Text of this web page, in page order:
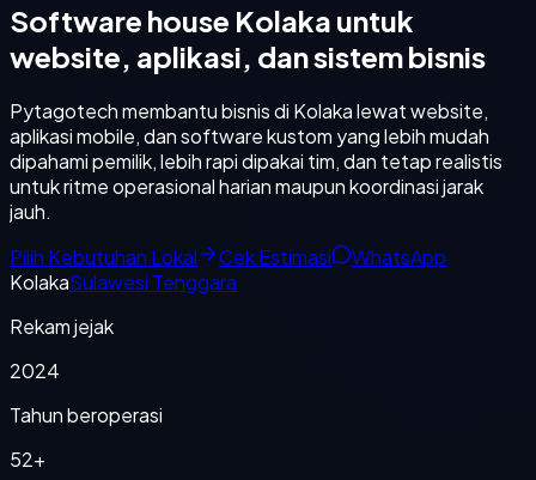
Software house Kolaka untuk
website, aplikasi, dan sistem bisnis
Pytagotech membantu bisnis di Kolaka lewat website,
aplikasi mobile, dan software kustom yang lebih mudah
dipahami pemilik, lebih rapi dipakai tim, dan tetap realistis
untuk ritme operasional harian maupun koordinasi jarak
jauh.
Pilih Kebutuhan Lokal
Cek Estimasi
WhatsApp
KolakaSulawesi Tenggara
Rekam jejak
2024
Tahun beroperasi
52+